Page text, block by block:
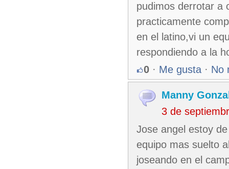
pudimos derrotar a
practicamente
en el latino,vi un
respondiendo a la
0 · Me gusta · No
Manny
3 de
Jose angel estoy
equipo mas suelto
joseando en el